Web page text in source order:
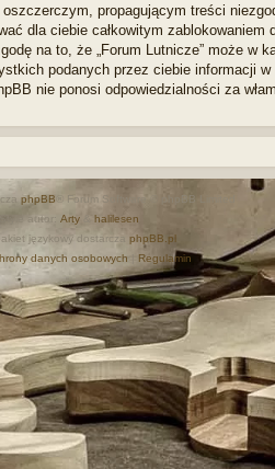
propagującym treści
dla ciebie całkowitym
na to, że „Forum Lutnicze” może w
podanych przez ciebie informacji
nie ponosi odpowiedzialności za
phpBB ® Forum Software © phpBB Limited
Style autor: Arty
halilesen
językowy dostarcza phpBB.pl
danych osobowych
Regulamin